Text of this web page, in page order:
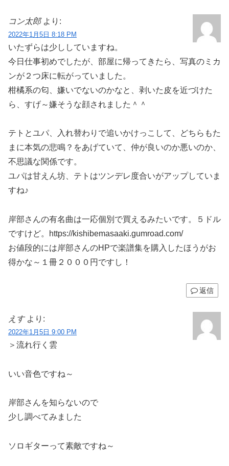
コン太郎 より:
2022年1月5日 8:18 PM
いたずらは少ししていますね。
今日仕事初めでしたが、部屋に帰ってきたら、写真のミカ
ンが２つ床に転がっていました。
柑橘系の匂、嫌いでないのかなと、剥いた皮を近づけた
ら、すげ～嫌そうな顔されました＾＾
テトとユパ、入れ替わりで追いかけっこして、どちらもた
まに本気の悲鳴？をあげていて、仲が良いのか悪いのか、
不思議な関係です。
ユパは甘えん坊、テトはツンデレ度合いがアップしていま
すね♪
岸部さんの有名曲は一応個別で買えるみたいです。５ドル
ですけど。https://kishibemasaaki.gumroad.com/
お値段的には岸部さんのHPで楽譜集を購入したほうがお
得かな～１冊２０００円ですし！
返信
えす より:
2022年1月5日 9:00 PM
＞流れ行く雲
いい音色ですね～
岸部さんを知らないので
少し調べてみました
ソロギターって素敵ですね～